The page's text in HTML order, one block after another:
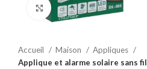
Click to enlarge
Accueil Maison
Appliques
Applique et alarme solaire sans fil